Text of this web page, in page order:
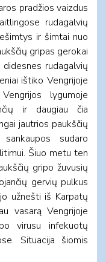
pradžios vaizdus
rudagalvių
ir šimtai nuo
gripas gerokai
rudagalvių
ištiko Vengrijoje
lygumoje
ir daugiau čia
jautrios paukščių
sudaro
Šiuo metu ten
gripo žuvusių
gervių pulkus
užnešti iš Karpatų
vasarą Vengrijoje
virusu infekuotų
Situacija šiomis